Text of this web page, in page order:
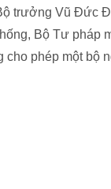
trưởng Vũ Đức
Bộ Tư pháp
phép một bộ